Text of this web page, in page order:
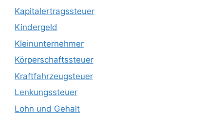
Kapitalertragssteuer
Kindergeld
Kleinunternehmer
Körperschaftssteuer
Kraftfahrzeugsteuer
Lenkungssteuer
Lohn und Gehalt